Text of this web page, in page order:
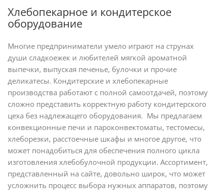
Хлебопекарное и кондитерское
оборудование
Многие предприниматели умело играют на струнах
души сладкоежек и любителей мягкой ароматной
выпечки, выпуская печенье, булочки и прочие
деликатесы. Кондитерские и хлебопекарные
производства работают с полной самоотдачей, поэтому
сложно представить корректную работу кондитерского
цеха без надлежащего оборудования. Мы предлагаем
конвекционные печи и пароконвектоматы, тестомесы,
хлеборезки, расстоечные шкафы и многое другое, что
может понадобиться для обеспечения полного цикла
изготовления хлебобулочной продукции. Ассортимент,
представленный на сайте, довольно широк, что может
усложнить процесс выбора нужных аппаратов, поэтому